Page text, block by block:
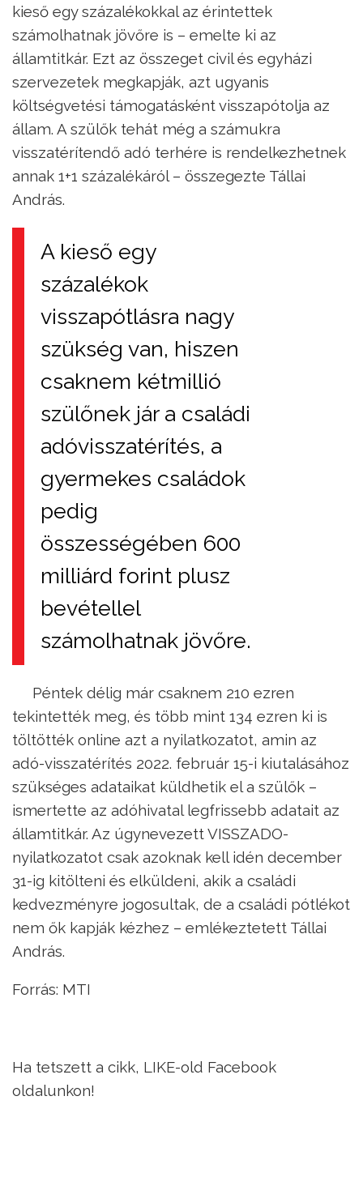
kieső egy százalékokkal az érintettek
számolhatnak jövőre is – emelte ki az
államtitkár. Ezt az összeget civil és egyházi
szervezetek megkapják, azt ugyanis
költségvetési támogatásként visszapótolja az
állam. A szülők tehát még a számukra
visszatérítendő adó terhére is rendelkezhetnek
annak 1+1 százalékáról – összegezte Tállai
András.
A kieső egy
százalékok
visszapótlásra nagy
szükség van, hiszen
csaknem kétmillió
szülőnek jár a családi
adóvisszatérítés, a
gyermekes családok
pedig
összességében 600
milliárd forint plusz
bevétellel
számolhatnak jövőre.
Péntek délig már csaknem 210 ezren
tekintették meg, és több mint 134 ezren ki is
töltötték online azt a nyilatkozatot, amin az
adó-visszatérítés 2022. február 15-i kiutalásához
szükséges adataikat küldhetik el a szülők –
ismertette az adóhivatal legfrissebb adatait az
államtitkár. Az úgynevezett VISSZADO-
nyilatkozatot csak azoknak kell idén december
31-ig kitölteni és elküldeni, akik a családi
kedvezményre jogosultak, de a családi pótlékot
nem ők kapják kézhez – emlékeztetett Tállai
András.
Forrás: MTI
Ha tetszett a cikk, LIKE-old Facebook
oldalunkon!